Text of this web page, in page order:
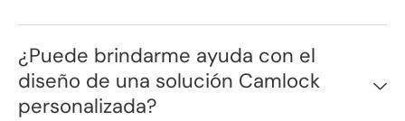
¿Puede brindarme ayuda con el
diseño de una solución Camlock
personalizada?